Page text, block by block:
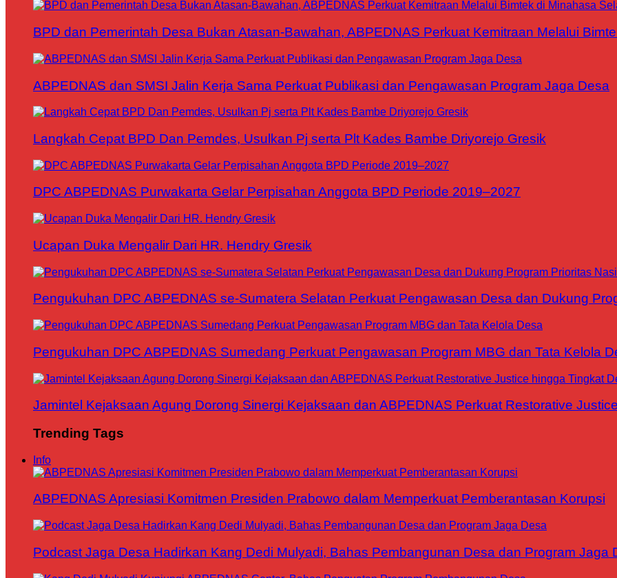
BPD dan Pemerintah Desa Bukan Atasan-Bawahan, ABPEDNAS Perkuat Kemitraan Melalui
ABPEDNAS dan SMSI Jalin Kerja Sama Perkuat Publikasi dan Pengawasan Program Jaga Desa
Langkah Cepat BPD Dan Pemdes, Usulkan Pj serta Plt Kades Bambe Driyorejo Gresik
DPC ABPEDNAS Purwakarta Gelar Perpisahan Anggota BPD Periode 2019–2027
Ucapan Duka Mengalir Dari HR. Hendry Gresik
Pengukuhan DPC ABPEDNAS se-Sumatera Selatan Perkuat Pengawasan Desa dan Dukung
Pengukuhan DPC ABPEDNAS Sumedang Perkuat Pengawasan Program MBG dan Tata Kelola
Jamintel Kejaksaan Agung Dorong Sinergi Kejaksaan dan ABPEDNAS Perkuat Restorative
Trending Tags
Info
ABPEDNAS Apresiasi Komitmen Presiden Prabowo dalam Memperkuat Pemberantasan Korupsi
Podcast Jaga Desa Hadirkan Kang Dedi Mulyadi, Bahas Pembangunan Desa dan Program Jaga